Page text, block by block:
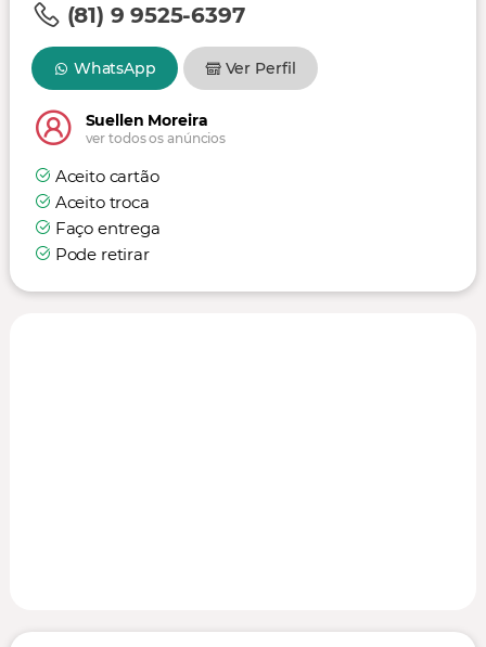
(81) 9 9525-6397
WhatsApp Ver Perfil
Suellen Moreira
ver todos os anúncios
Aceito cartão
Aceito troca
Faço entrega
Pode retirar